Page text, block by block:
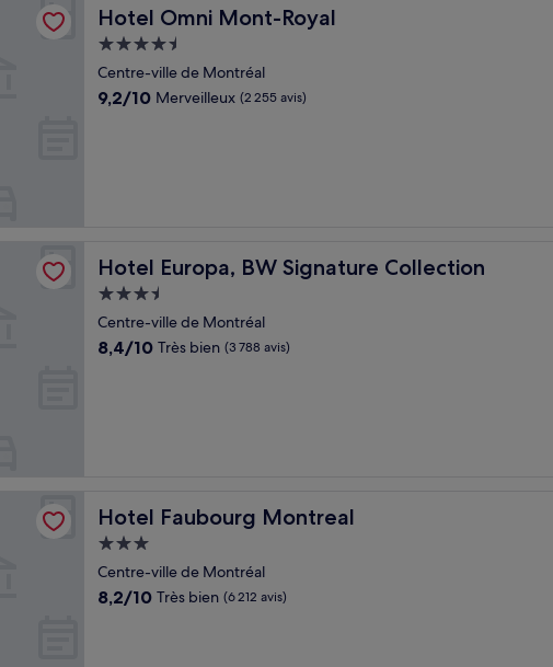
Hotel Omni Mont-Royal
Hotel Omni Mont-Royal
Hébergement
4.5 étoiles
Centre-ville de Montréal
9.2
9,2/10 Merveilleux (2 255 avis)
Hotel Europa, BW Signature Collection
Hotel Europa, BW Signature Collection
Hébergement
3.5 étoiles
Centre-ville de Montréal
8.4
8,4/10 Très bien (3 788 avis)
Hotel Faubourg Montreal
Hotel Faubourg Montreal
Hébergement
3.0 étoiles
Centre-ville de Montréal
8.2
8,2/10 Très bien (6 212 avis)